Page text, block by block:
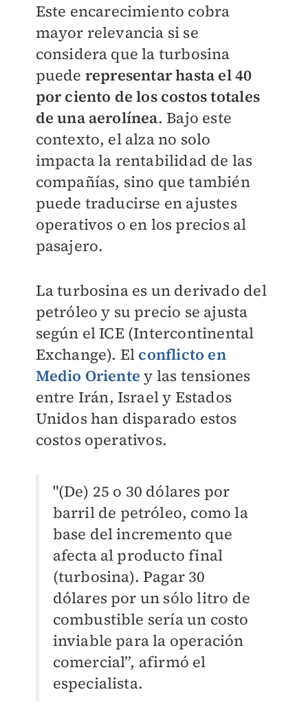
Este encarecimiento cobra
mayor relevancia si se
considera que la turbosina
puede representar hasta el 40
por ciento de los costos totales
de una aerolínea. Bajo este
contexto, el alza no solo
impacta la rentabilidad de las
compañías, sino que también
puede traducirse en ajustes
operativos o en los precios al
pasajero.
La turbosina es un derivado del
petróleo y su precio se ajusta
según el ICE (Intercontinental
Exchange). El conflicto en
Medio Oriente y las tensiones
entre Irán, Israel y Estados
Unidos han disparado estos
costos operativos.
"(De) 25 o 30 dólares por
barril de petróleo, como la
base del incremento que
afecta al producto final
(turbosina). Pagar 30
dólares por un sólo litro de
combustible sería un costo
inviable para la operación
comercial”, afirmó el
especialista.